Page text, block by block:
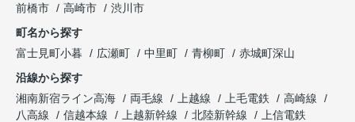
前橋市
高崎市
渋川市
町名から探す
富士見町小暮
広瀬町 中里町 青柳町
赤城町深山
沿線から探す
湘南新宿ライン高海
両毛線 上越線 上毛電鉄
高崎線
八高線
信越本線 上越新幹線 北陸新幹線
上信電鉄